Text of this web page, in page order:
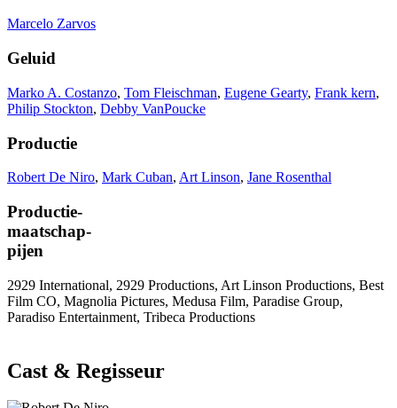
Marcelo Zarvos
Geluid
Marko A. Costanzo, Tom Fleischman, Eugene Gearty, Frank kern,
Philip Stockton, Debby VanPoucke
Productie
Robert De Niro, Mark Cuban, Art Linson, Jane Rosenthal
Productie-
maatschap-
pijen
2929 International, 2929 Productions, Art Linson Productions, Best
Film CO, Magnolia Pictures, Medusa Film, Paradise Group,
Paradiso Entertainment, Tribeca Productions
Cast & Regisseur